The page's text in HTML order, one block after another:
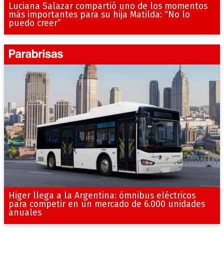
Luciana Salazar compartió uno de los momentos
más importantes para su hija Matilda: “No lo
puedo creer”
Higer llega a la Argentina: ómnibus eléctricos
para competir en un mercado de 6.000 unidades
anuales